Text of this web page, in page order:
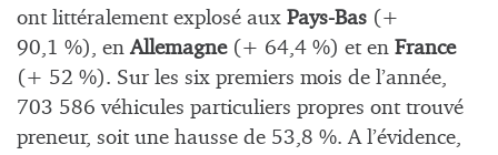
ont littéralement explosé aux Pays-Bas (+
90,1 %), enAllemagne(+ 64,4 %) et en France
(+ 52 %). Sur les six premiers mois de l’année,
703 586 véhicules particuliers propres ont trouvé
preneur, soit une hausse de 53,8 %. A l’évidence,